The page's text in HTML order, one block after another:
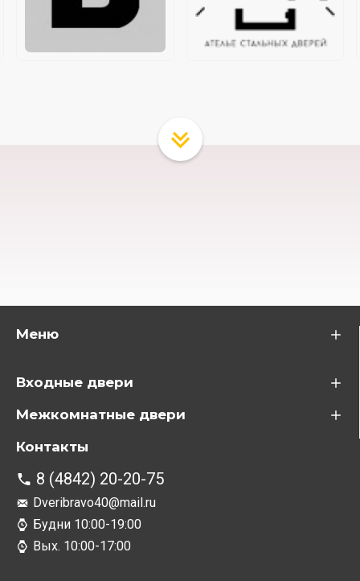
Меню
Входные двери
Межкомнатные двери
Контакты
8 (4842) 20-20-75
Dveribravo40@mail.ru
Будни 10:00-19:00
Вых. 10:00-17:00